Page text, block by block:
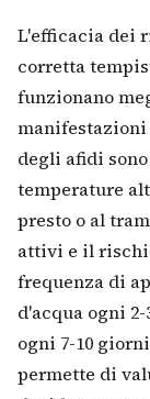
L'efficacia dei
corretta
funzionano
degli afidi
temperature
presto o al
attivi e il
frequenza di
d'acqua ogni
ogni 7-10
permette di